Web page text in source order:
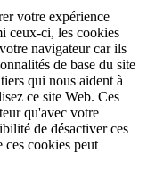
votre expérience
ceux-ci, les cookies
navigateur car ils
de base du site
qui nous aident à
ce site Web. Ces
qu'avec votre
de désactiver ces
ces cookies peut